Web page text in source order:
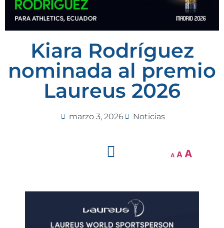
Kiara Rodríguez
nominada al premio
Laureus 2026
marzo 3, 2026 Noticias
A A A